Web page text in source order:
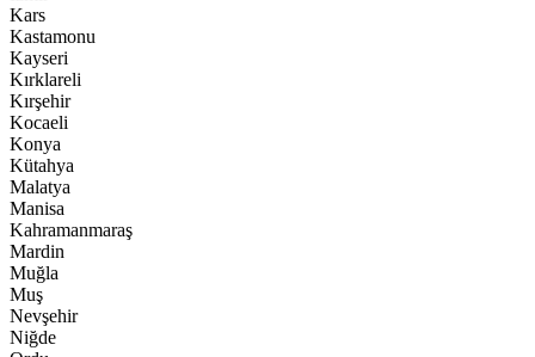
Kars
Kastamonu
Kayseri
Kırklareli
Kırşehir
Kocaeli
Konya
Kütahya
Malatya
Manisa
Kahramanmaraş
Mardin
Muğla
Muş
Nevşehir
Niğde